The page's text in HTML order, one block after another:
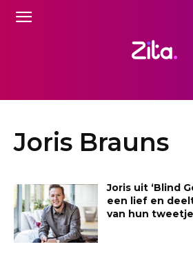
Joris Brauns
Joris uit ‘Blind
een lief en
van hun